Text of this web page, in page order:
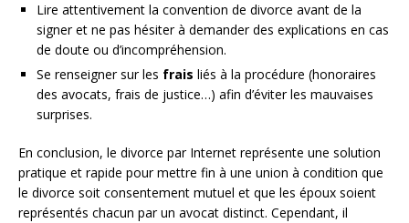
Lire attentivement la convention de divorce avant de la
signer et ne pas hésiter à demander des explications en cas
de doute ou d’incompréhension.
Se renseigner sur les frais liés à la procédure (honoraires
des avocats, frais de justice…) afin d’éviter les mauvaises
surprises.
En conclusion, le divorce par Internet représente une solution
pratique et rapide pour mettre fin à une union à condition que
le divorce soit consentement mutuel et que les époux soient
représentés chacun par un avocat distinct. Cependant, il